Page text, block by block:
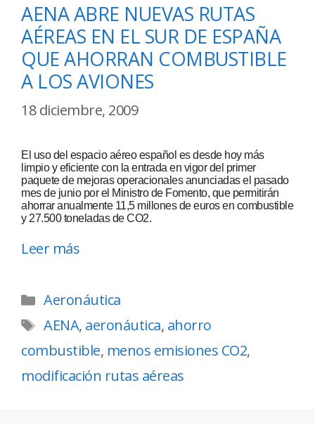
AENA ABRE NUEVAS RUTAS
AÉREAS EN EL SUR DE ESPAÑA
QUE AHORRAN COMBUSTIBLE
A LOS AVIONES
18 diciembre, 2009
El uso del espacio aéreo español es desde hoy más
limpio y eficiente con la entrada en vigor del primer
paquete de mejoras operacionales anunciadas el pasado
mes de junio por el Ministro de Fomento, que permitirán
ahorrar anualmente 11,5 millones de euros en combustible
y 27.500 toneladas de CO2.
Leer más
Aeronáutica
AENA, aeronáutica, ahorro
combustible, menos emisiones CO2,
modificación rutas aéreas